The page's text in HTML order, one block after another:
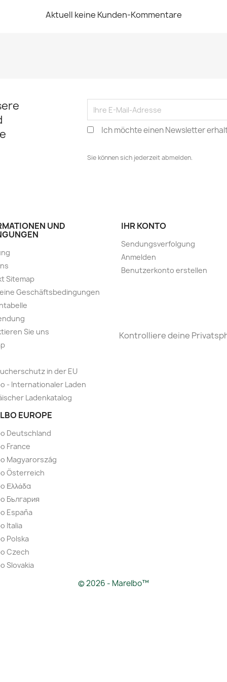
Aktuell keine Kunden-Kommentare
Ich möchte einen Newsletter
Sie können sich jederzeit abmelden.
UND
Sitemap
Geschäftsbedingungen
Sie uns
in der EU
- Internationaler Laden
Ladenkatalog
EUROPE
Deutschland
France
Magyarország
Österreich
Ελλάδα
България
España
Italia
Polska
Czech
Slovakia
IHR KONTO
Sendungsverfolgung
Anmelden
Benutzerkonto erstellen
Kontrolliere deine
© 2026 - Marelbo™